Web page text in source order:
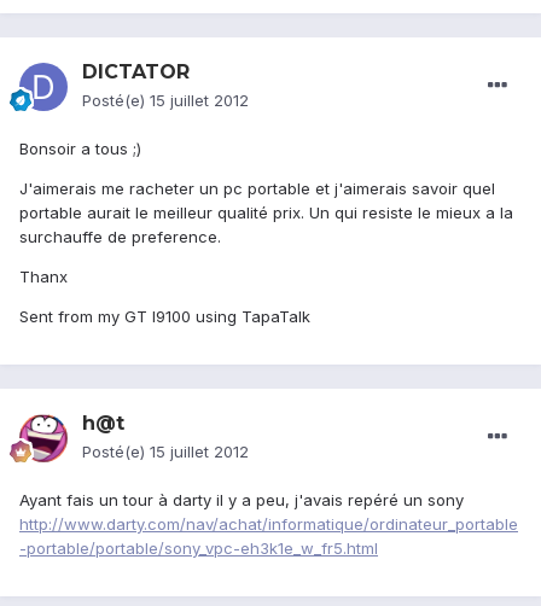
DlCTATOR
Posté(e) 15 juillet 2012
Bonsoir a tous ;)
J'aimerais me racheter un pc portable et j'aimerais savoir quel
portable aurait le meilleur qualité prix. Un qui resiste le mieux a la
surchauffe de preference.
Thanx
Sent from my GT I9100 using TapaTalk
h@t
Posté(e) 15 juillet 2012
Ayant fais un tour à darty il y a peu, j'avais repéré un sony
http://www.darty.com/nav/achat/informatique/ordinateur_portable
-portable/portable/sony_vpc-eh3k1e_w_fr5.html